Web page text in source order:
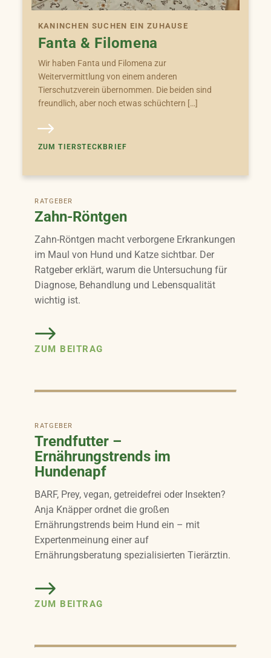
KANINCHEN SUCHEN EIN ZUHAUSE
Fanta & Filomena
Wir haben Fanta und Filomena zur
Weitervermittlung von einem anderen
Tierschutzverein übernommen. Die beiden sind
freundlich, aber noch etwas schüchtern […]
ZUM TIERSTECKBRIEF
RATGEBER
Zahn-Röntgen
Zahn-Röntgen macht verborgene Erkrankungen
im Maul von Hund und Katze sichtbar. Der
Ratgeber erklärt, warum die Untersuchung für
Diagnose, Behandlung und Lebensqualität
wichtig ist.
ZUM BEITRAG
RATGEBER
Trendfutter –
Ernährungstrends im
Hundenapf
BARF, Prey, vegan, getreidefrei oder Insekten?
Anja Knäpper ordnet die großen
Ernährungstrends beim Hund ein – mit
Expertenmeinung einer auf
Ernährungsberatung spezialisierten Tierärztin.
ZUM BEITRAG